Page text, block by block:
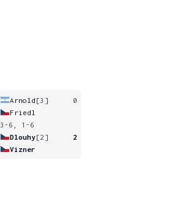
Arnold [3]
0
Friedl
3-6, 1-6
Dlouhy[2]
2
Vizner